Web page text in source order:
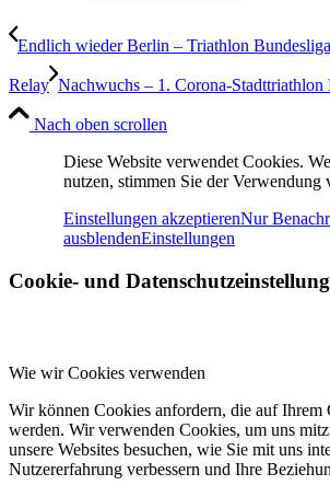
Endlich wieder Berlin – Triathlon
Relay Nachwuchs – 1. Corona-Stadttriathlon
Nach oben scrollen
Diese Website verwendet Cookies.
nutzen, stimmen Sie der Verwendung
Einstellungen akzeptierenNur
ausblendenEinstellungen
Cookie- und
Wie wir Cookies verwenden
Wir können Cookies anfordern, die auf Ihrem
werden. Wir verwenden Cookies, um uns
unsere Websites besuchen, wie Sie mit uns
Nutzererfahrung verbessern und Ihre